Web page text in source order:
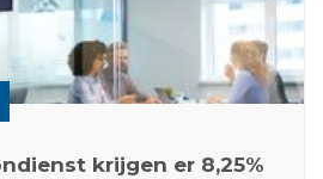
krijgen er 8,25%